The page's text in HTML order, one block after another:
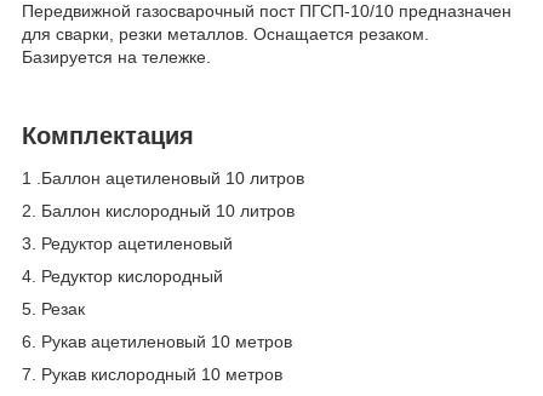
Передвижной газосварочный пост ПГСП-10/10 предназначен
для сварки, резки металлов. Оснащается резаком.
Базируется на тележке.
Комплектация
1 .Баллон ацетиленовый 10 литров
2. Баллон кислородный 10 литров
3. Редуктор ацетиленовый
4. Редуктор кислородный
5. Резак
6. Рукав ацетиленовый 10 метров
7. Рукав кислородный 10 метров